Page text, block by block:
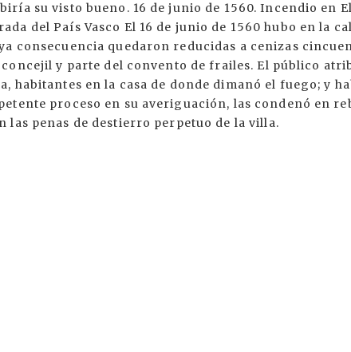
su visto bueno. 16 de junio de 1560. Incendio en
del País Vasco El 16 de junio de 1560 hubo en la
consecuencia quedaron reducidas a cenizas
concejil y parte del convento de frailes. El público
habitantes en la casa de donde dimanó el fuego; y
proceso en su averiguación, las condenó en
las penas de destierro perpetuo de la villa.